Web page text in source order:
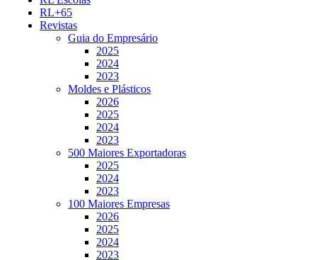
RL+65
Revistas
Guia do Empresário
2025
2024
2023
Moldes e Plásticos
2026
2025
2024
2023
500 Maiores Exportadoras
2025
2024
2023
100 Maiores Empresas
2026
2025
2024
2023